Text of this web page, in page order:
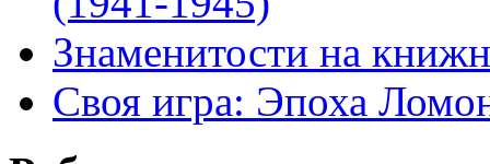
Знаменитости на
Своя игра: Эпоха